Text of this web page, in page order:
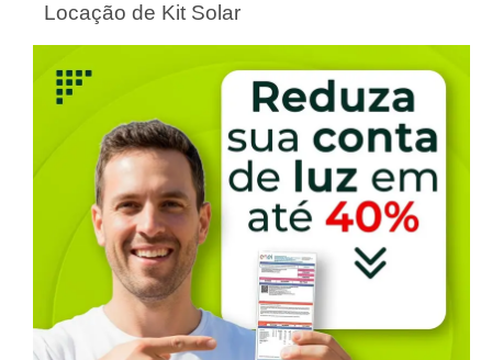
Locação de Kit Solar